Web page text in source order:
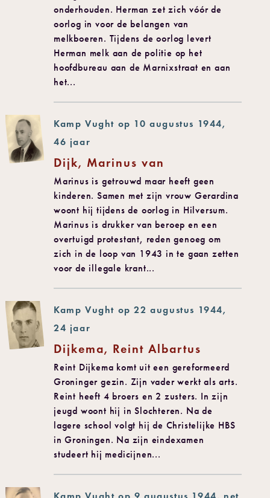
onderhouden. Herman zet zich vóór de
oorlog in voor de belangen van
melkboeren. Tijdens de oorlog levert
Herman melk aan de politie op het
hoofdbureau aan de Marnixstraat en aan
het...
Kamp Vught op 10 augustus 1944,
46 jaar
Dijk, Marinus van
Marinus is getrouwd maar heeft geen
kinderen. Samen met zijn vrouw Gerardina
woont hij tijdens de oorlog in Hilversum.
Marinus is drukker van beroep en een
overtuigd protestant, reden genoeg om
zich in de loop van 1943 in te gaan zetten
voor de illegale krant...
Kamp Vught op 22 augustus 1944,
24 jaar
Dijkema, Reint Albartus
Reint Dijkema komt uit een gereformeerd
Groninger gezin. Zijn vader werkt als arts.
Reint heeft 4 broers en 2 zusters. In zijn
jeugd woont hij in Slochteren. Na de
lagere school volgt hij de Christelijke HBS
in Groningen. Na zijn eindexamen
studeert hij medicijnen...